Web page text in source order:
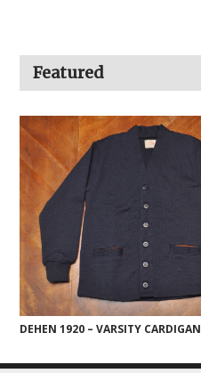
Featured
DEHEN 1920 – VARSITY CARDIGAN